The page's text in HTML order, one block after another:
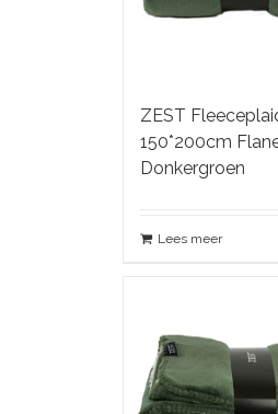
ZEST
150*200cm
Donkergroen
Lees meer